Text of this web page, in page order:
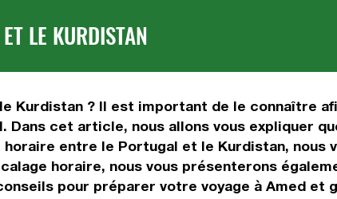
LE KURDISTAN
Kurdistan ? Il est important de le connaître
Dans cet article, nous allons vous expliquer
entre le Portugal et le Kurdistan, nous
horaire, nous vous présenterons
pour préparer votre voyage à Amed et